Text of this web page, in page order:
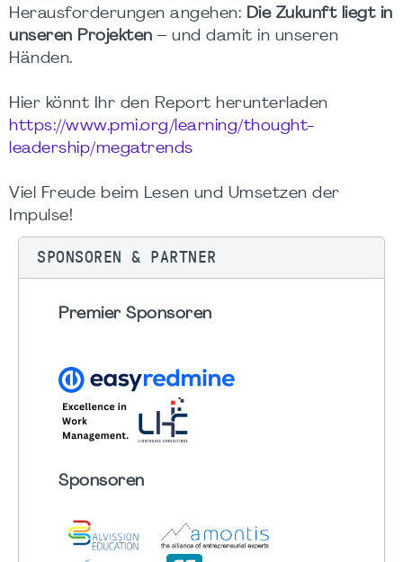
Herausforderungen angehen: Die Zukunft liegt in
unseren Projekten – und damit in unseren
Händen.
Hier könnt Ihr den Report herunterladen
https://www.pmi.org/learning/thought-
leadership/megatrends
Viel Freude beim Lesen und Umsetzen der
Impulse!
SPONSOREN & PARTNER
Premier Sponsoren
Sponsoren